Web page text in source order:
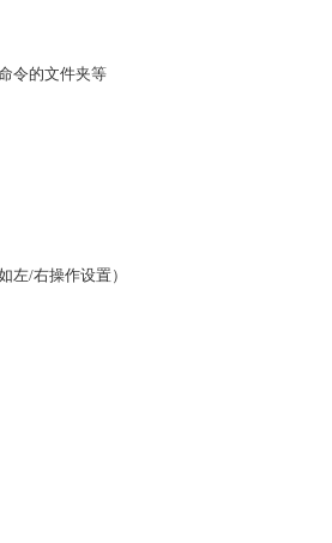
令的文件夹等
左/右操作设置）